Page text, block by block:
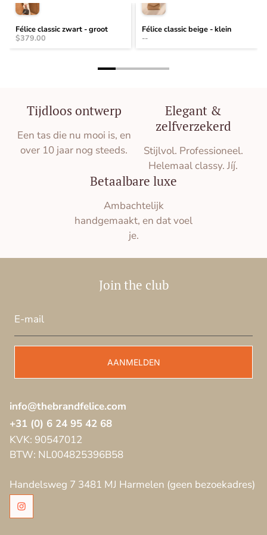
te garanderen.
Klein: 16 x 21 x 9 cm
Middel: 23 x 29 x 13 cm
Groot: 28 x 38 x 14 cm (14″ laptop)
Félice classic zwart - groot
$379.00
Félice classic beige - klein
--
Tijdloos ontwerp
Een tas die nu mooi is, en
over 10 jaar nog steeds.
Elegant &
zelfverzekerd
Stijlvol. Professioneel.
Helemaal classy. Jíj.
Betaalbare luxe
Ambachtelijk
handgemaakt, en dat voel
je.
info@thebrandfelice.com
+31 (0) 6 24 95 42 68
KVK: 90547012
BTW: NL004825396B58
Handelsweg 7 3481 MJ Harmelen (geen bezoekadres)
Join the club
AANMELDEN